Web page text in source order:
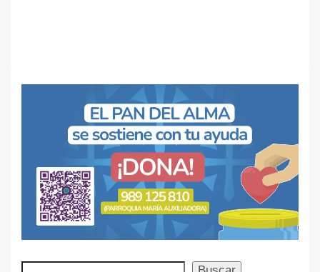
Buscar